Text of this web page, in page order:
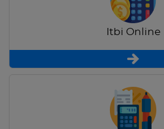
Itbi Online